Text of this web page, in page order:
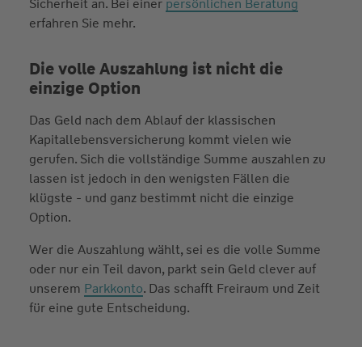
Sicherheit an. Bei einer persönlichen Beratung
erfahren Sie mehr.
Die volle Auszahlung ist nicht die
einzige Option
Das Geld nach dem Ablauf der klassischen
Kapitallebensversicherung kommt vielen wie
gerufen. Sich die vollständige Summe auszahlen zu
lassen ist jedoch in den wenigsten Fällen die
klügste - und ganz bestimmt nicht die einzige
Option.
Wer die Auszahlung wählt, sei es die volle Summe
oder nur ein Teil davon, parkt sein Geld clever auf
unserem Parkkonto. Das schafft Freiraum und Zeit
für eine gute Entscheidung.